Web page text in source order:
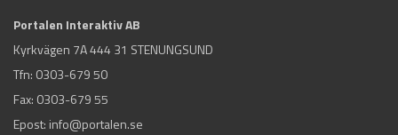
Portalen Interaktiv AB
Kyrkvägen 7A 444 31 STENUNGSUND
Tfn: 0303-679 50
Fax: 0303-679 55
Epost: info@portalen.se